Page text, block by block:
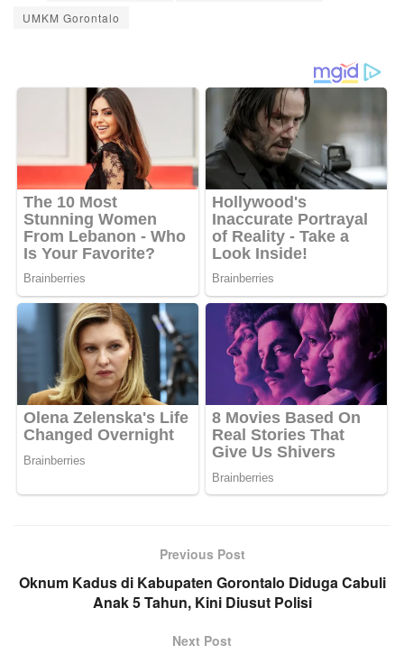
UMKM Gorontalo
Previous Post
Oknum Kadus di Kabupaten Gorontalo Diduga Cabuli
Anak 5 Tahun, Kini Diusut Polisi
Next Post